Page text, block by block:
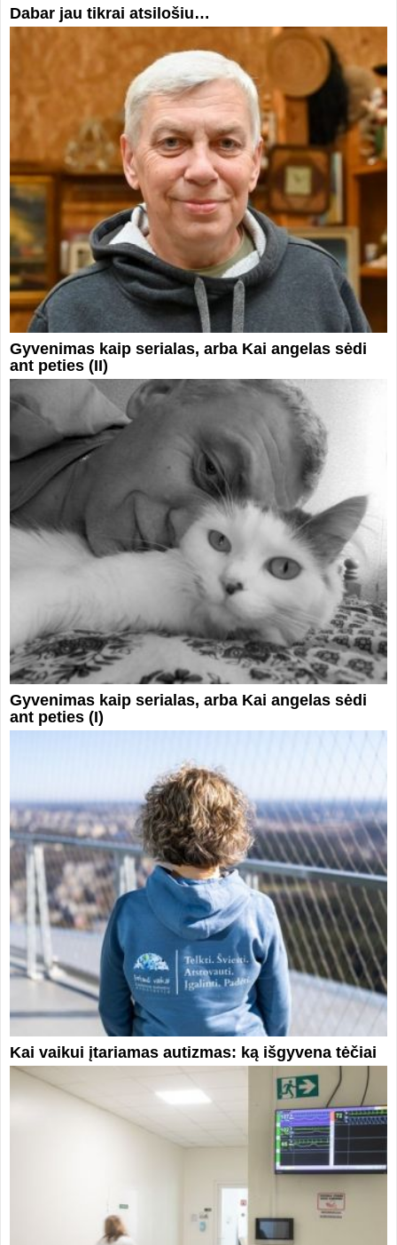
Dabar jau tikrai atsilošiu…
Gyvenimas kaip serialas, arba Kai angelas sėdi
ant peties (II)
Gyvenimas kaip serialas, arba Kai angelas sėdi
ant peties (I)
Kai vaikui įtariamas autizmas: ką išgyvena tėčiai